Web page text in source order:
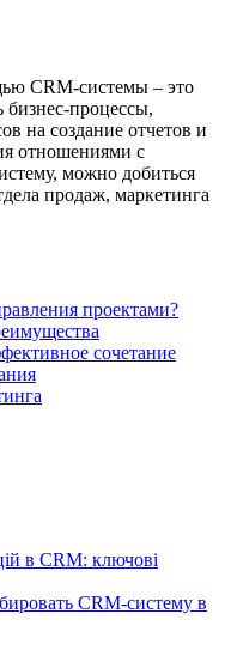
CRM-системы – это
бизнес-процессы,
на создание отчетов и
отношениями с
можно добиться
продаж, маркетинга
проектами?
сочетание
в CRM: ключові
CRM-систему в